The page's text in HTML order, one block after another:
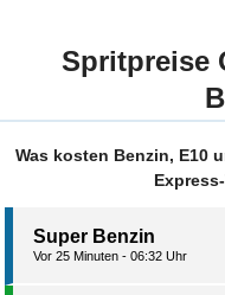
Spritpreise
Was kosten Benzin, E10
Super Benzin
Vor 25 Minuten - 06:32 Uhr